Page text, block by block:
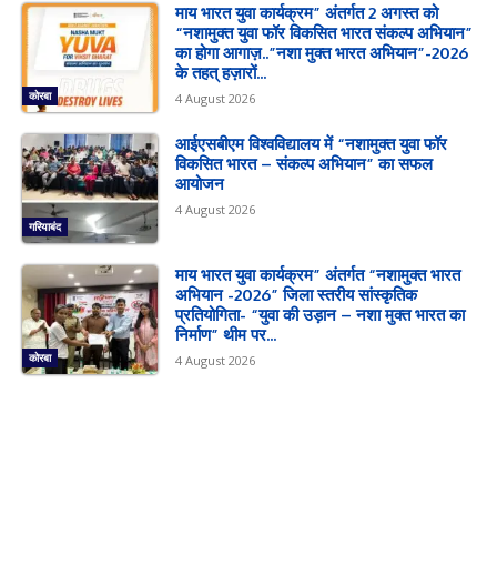
कोरबा
माय भारत युवा कार्यक्रम” अंतर्गत 2 अगस्त को
“नशामुक्त युवा फॉर विकसित भारत संकल्प अभियान”
का होगा आगाज़..”नशा मुक्त भारत अभियान”-2026
के तहत् हज़ारों...
4 August 2026
गरियाबंद
आईएसबीएम विश्वविद्यालय में “नशामुक्त युवा फॉर
विकसित भारत – संकल्प अभियान” का सफल
आयोजन
4 August 2026
कोरबा
माय भारत युवा कार्यक्रम” अंतर्गत “नशामुक्त भारत
अभियान -2026” जिला स्तरीय सांस्कृतिक
प्रतियोगिता- “युवा की उड़ान – नशा मुक्त भारत का
निर्माण” थीम पर...
4 August 2026